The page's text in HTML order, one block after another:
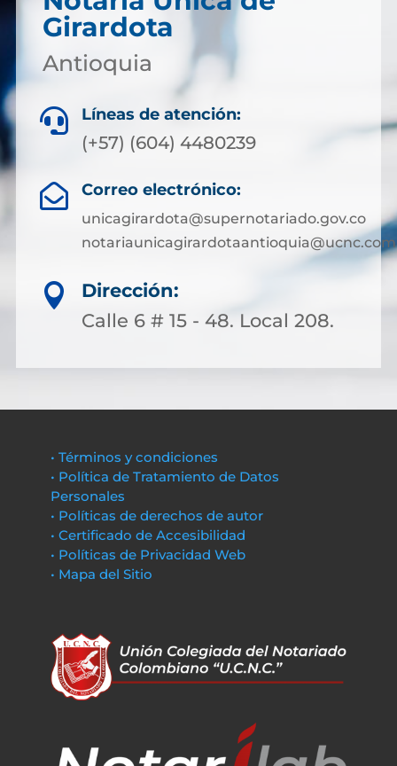
Girardota
Antioquia
 Líneas de atención:
(+57) (604) 4480239
 Correo electrónico:
unicagirardota@supernotariado.gov.co

Dirección:
Calle 6 # 15 - 48. Local 208.
• Términos y condiciones
• Política de Tratamiento de Datos
Personales
• Políticas de derechos de autor
• Certificado de Accesibilidad
• Políticas de Privacidad Web
• Mapa del Sitio